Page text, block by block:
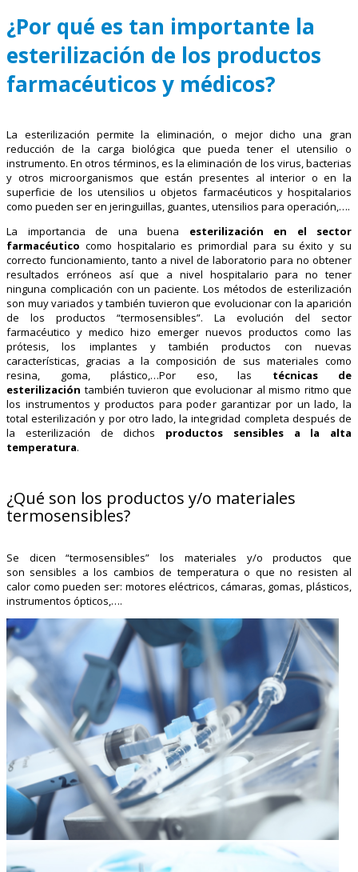
¿Por qué es tan importante la
esterilización de los productos
farmacéuticos y médicos?
La esterilización permite la eliminación, o mejor dicho una gran
reducción de la carga biológica que pueda tener el utensilio o
instrumento. En otros términos, es la eliminación de los virus, bacterias
y otros microorganismos que están presentes al interior o en la
superficie de los utensilios u objetos farmacéuticos y hospitalarios
como pueden ser en jeringuillas, guantes, utensilios para operación,….
La importancia de una buena esterilización en el sector
farmacéutico como hospitalario es primordial para su éxito y su
correcto funcionamiento, tanto a nivel de laboratorio para no obtener
resultados erróneos así que a nivel hospitalario para no tener
ninguna complicación con un paciente. Los métodos de esterilización
son muy variados y también tuvieron que evolucionar con la aparición
de los productos “termosensibles”. La evolución del sector
farmacéutico y medico hizo emerger nuevos productos como las
prótesis, los implantes y también productos con nuevas
características, gracias a la composición de sus materiales como
resina, goma, plástico,…Por eso, las técnicas de
esterilización también tuvieron que evolucionar al mismo ritmo que
los instrumentos y productos para poder garantizar por un lado, la
total esterilización y por otro lado, la integridad completa después de
la esterilización de dichos productos sensibles a la alta
temperatura.
¿Qué son los productos y/o materiales
termosensibles?
Se dicen “termosensibles” los materiales y/o productos que
son sensibles a los cambios de temperatura o que no resisten al
calor como pueden ser: motores eléctricos, cámaras, gomas, plásticos,
instrumentos ópticos,….